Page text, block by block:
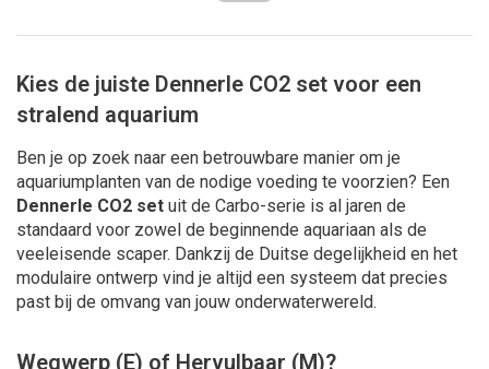
Kies de juiste Dennerle CO2 set voor een
stralend aquarium
Ben je op zoek naar een betrouwbare manier om je
aquariumplanten van de nodige voeding te voorzien? Een
Dennerle CO2 set uit de Carbo-serie is al jaren de
standaard voor zowel de beginnende aquariaan als de
veeleisende scaper. Dankzij de Duitse degelijkheid en het
modulaire ontwerp vind je altijd een systeem dat precies
past bij de omvang van jouw onderwaterwereld.
Wegwerp (E) of Hervulbaar (M)?